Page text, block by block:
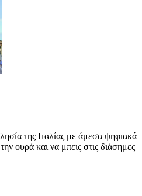
της Ιταλίας με άμεσα ψηφιακά
ουρά και να μπεις στις διάσημες